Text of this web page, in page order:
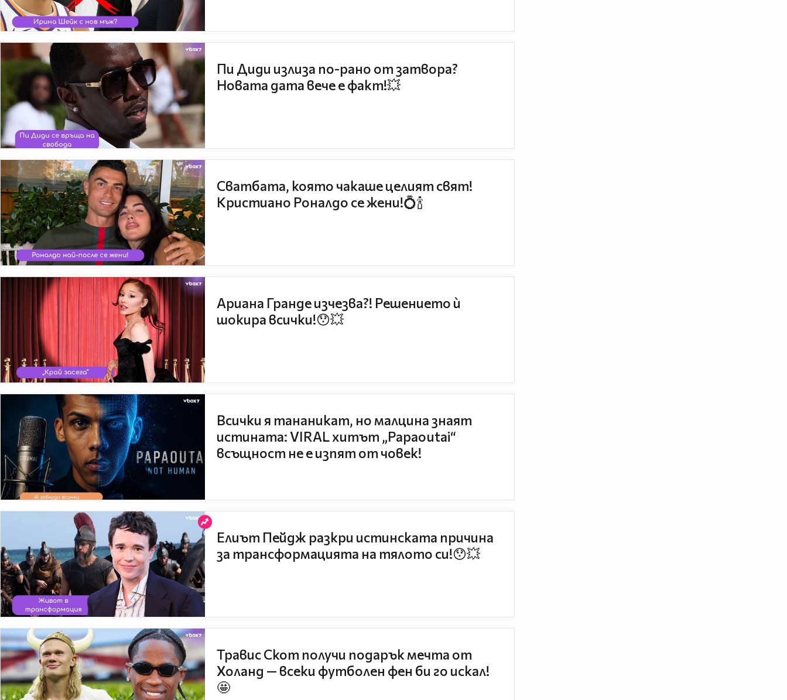
Пи Диди излиза по-рано от затвора?
Новата дата вече е факт!💥
Сватбата, която чакаше целият свят!
Кристиано Роналдо се жени!💍🍾
Ариана Гранде изчезва?! Решението ѝ
шокира всички!😯💥
Всички я тананикат, но малцина знаят
истината: VIRAL хитът „Papaoutai“
всъщност не е изпят от човек!
Елиът Пейдж разкри истинската причина
за трансформацията на тялото си!😯💥
Травис Скот получи подарък мечта от
Холанд — всеки футболен фен би го искал!
🤩